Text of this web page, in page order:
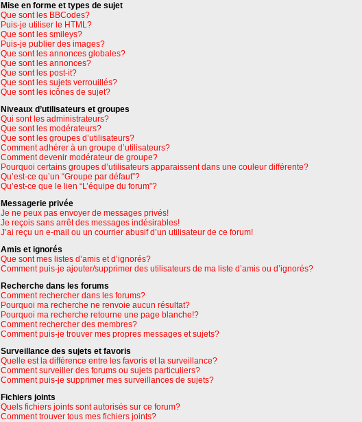
Mise en forme et types de sujet
Que sont les BBCodes?
Puis-je utiliser le HTML?
Que sont les smileys?
Puis-je publier des images?
Que sont les annonces globales?
Que sont les annonces?
Que sont les post-it?
Que sont les sujets verrouillés?
Que sont les icônes de sujet?
Niveaux d’utilisateurs et groupes
Qui sont les administrateurs?
Que sont les modérateurs?
Que sont les groupes d’utilisateurs?
Comment adhérer à un groupe d’utilisateurs?
Comment devenir modérateur de groupe?
Pourquoi certains groupes d’utilisateurs apparaissent dans une couleur différente?
Qu’est-ce qu’un “Groupe par défaut”?
Qu’est-ce que le lien “L’équipe du forum”?
Messagerie privée
Je ne peux pas envoyer de messages privés!
Je reçois sans arrêt des messages indésirables!
J’ai reçu un e-mail ou un courrier abusif d’un utilisateur de ce forum!
Amis et ignorés
Que sont mes listes d’amis et d’ignorés?
Comment puis-je ajouter/supprimer des utilisateurs de ma liste d’amis ou d’ignorés?
Recherche dans les forums
Comment rechercher dans les forums?
Pourquoi ma recherche ne renvoie aucun résultat?
Pourquoi ma recherche retourne une page blanche!?
Comment rechercher des membres?
Comment puis-je trouver mes propres messages et sujets?
Surveillance des sujets et favoris
Quelle est la différence entre les favoris et la surveillance?
Comment surveiller des forums ou sujets particuliers?
Comment puis-je supprimer mes surveillances de sujets?
Fichiers joints
Quels fichiers joints sont autorisés sur ce forum?
Comment trouver tous mes fichiers joints?